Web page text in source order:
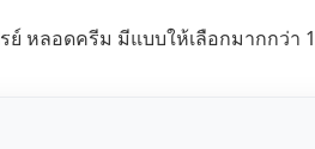
ย์ หลอดครีม มีแบบให้เลือกมากกว่า